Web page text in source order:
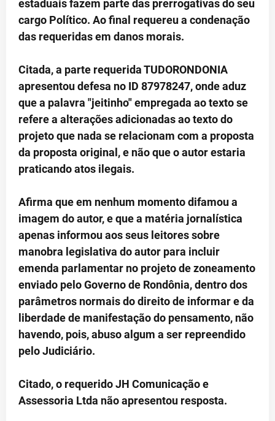
estaduais fazem parte das prerrogativas do seu
cargo Político. Ao final requereu a condenação
das requeridas em danos morais.
Citada, a parte requerida TUDORONDONIA
apresentou defesa no ID 87978247, onde aduz
que a palavra "jeitinho" empregada ao texto se
refere a alterações adicionadas ao texto do
projeto que nada se relacionam com a proposta
da proposta original, e não que o autor estaria
praticando atos ilegais.
Afirma que em nenhum momento difamou a
imagem do autor, e que a matéria jornalística
apenas informou aos seus leitores sobre
manobra legislativa do autor para incluir
emenda parlamentar no projeto de zoneamento
enviado pelo Governo de Rondônia, dentro dos
parâmetros normais do direito de informar e da
liberdade de manifestação do pensamento, não
havendo, pois, abuso algum a ser repreendido
pelo Judiciário.
Citado, o requerido JH Comunicação e
Assessoria Ltda não apresentou resposta.